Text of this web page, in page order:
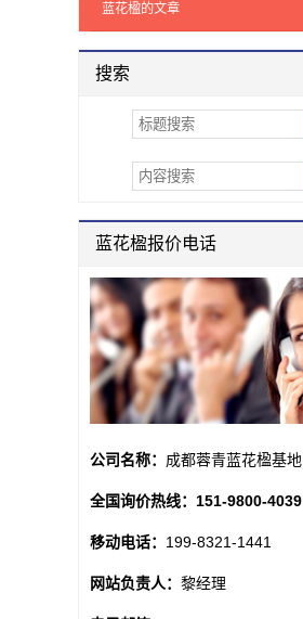
蓝花楹的文章
搜索
蓝花楹报价电话
公司名称： 成都蓉青蓝花楹基地
全国询价热线： 151-9800-4039
移动电话： 199-8321-1441
网站负责人： 黎经理